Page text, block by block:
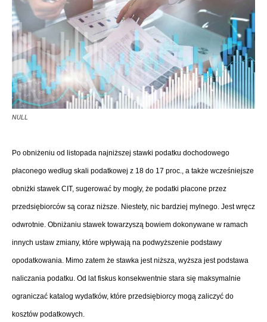
NULL
Po obniżeniu od listopada najniższej stawki podatku dochodowego
płaconego według skali podatkowej z 18 do 17 proc., a także wcześniejsze
obniżki stawek CIT, sugerować by mogły, że podatki płacone przez
przedsiębiorców są coraz niższe. Niestety, nic bardziej mylnego. Jest wręcz
odwrotnie. Obniżaniu stawek towarzyszą bowiem dokonywane w ramach
innych ustaw zmiany, które wpływają na podwyższenie podstawy
opodatkowania. Mimo zatem że stawka jest niższa, wyższa jest podstawa
naliczania podatku. Od lat fiskus konsekwentnie stara się maksymalnie
ograniczać katalog wydatków, które przedsiębiorcy mogą zaliczyć do
kosztów podatkowych.